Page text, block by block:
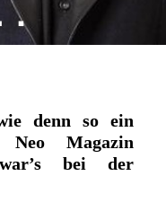
denn so ein
Neo Magazin
bei der